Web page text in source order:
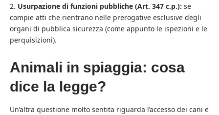
Usurpazione di funzioni pubbliche (Art. 347 c.p.): se
compie atti che rientrano nelle prerogative esclusive degli
organi di pubblica sicurezza (come appunto le ispezioni e le
perquisizioni).
Animali in spiaggia: cosa
dice la legge?
Un’altra questione molto sentita riguarda l’accesso dei cani e